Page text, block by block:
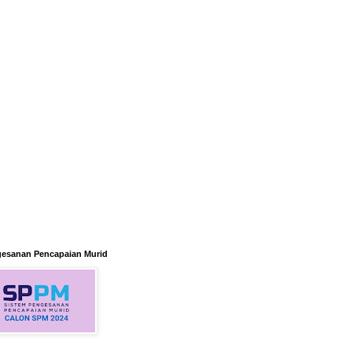
Pencapaian Murid